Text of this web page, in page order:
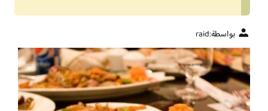
بواسطة:raid